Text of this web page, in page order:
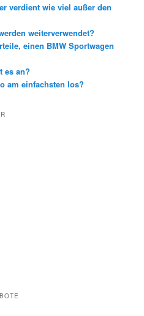
verdient wie viel außer den
weiterverwendet?
einen BMW Sportwagen
es an?
am einfachsten los?